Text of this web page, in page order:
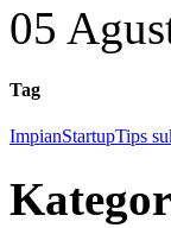
05
Tag
ImpianStartupTips